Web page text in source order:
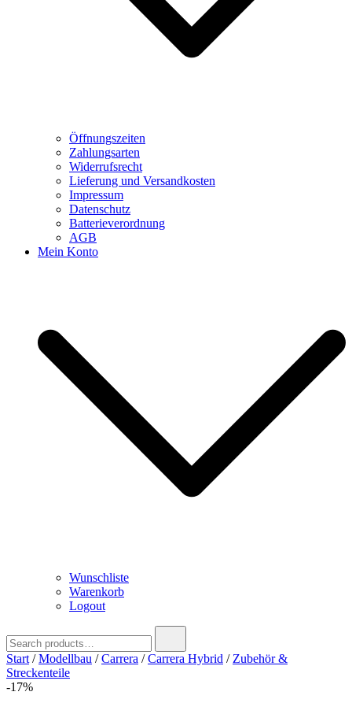
Öffnungszeiten
Zahlungsarten
Widerrufsrecht
Lieferung und Versandkosten
Impressum
Datenschutz
Batterieverordnung
AGB
Mein Konto
Wunschliste
Warenkorb
Logout
for:
Start /Modellbau /Carrera /Carrera Hybrid / Zubehör &
Streckenteile
-17%